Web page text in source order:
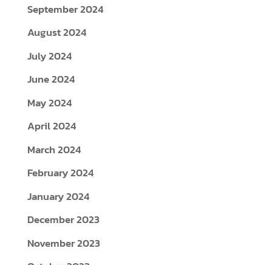
September 2024
August 2024
July 2024
June 2024
May 2024
April 2024
March 2024
February 2024
January 2024
December 2023
November 2023